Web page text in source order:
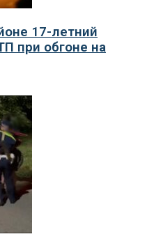
17-летний
при обгоне на